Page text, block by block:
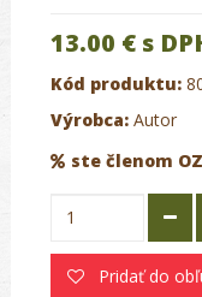
13.00 € s
Kód produktu:
Výrobca: Autor
ste členom
Pridať do